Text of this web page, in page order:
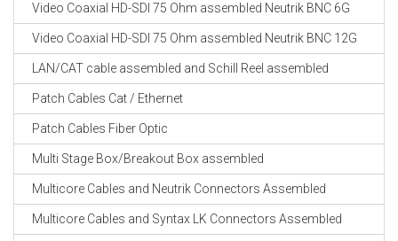
Video Coaxial HD-SDI 75 Ohm assembled Neutrik BNC 6G
Video Coaxial HD-SDI 75 Ohm assembled Neutrik BNC 12G
LAN/CAT cable assembled and Schill Reel assembled
Patch Cables Cat / Ethernet
Patch Cables Fiber Optic
Multi Stage Box/Breakout Box assembled
Multicore Cables and Neutrik Connectors Assembled
Multicore Cables and Syntax LK Connectors Assembled